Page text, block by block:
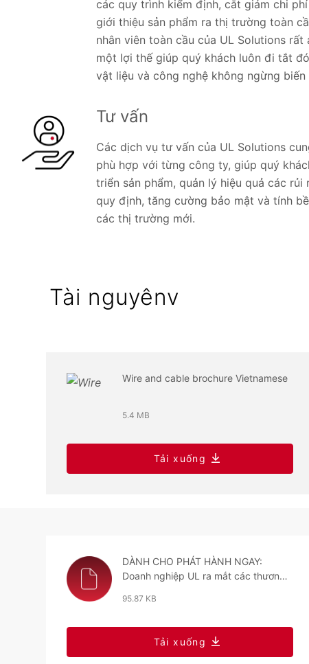
các quy trình kiểm định, cắt giảm chi
giới thiệu sản phẩm ra thị trường toàn
nhân viên toàn cầu của UL Solutions
một lợi thế giúp quý khách luôn đi tắt
vật liệu và công nghệ không ngừng biến
Tư vấn
Các dịch vụ tư vấn của UL Solutions
phù hợp với từng công ty, giúp quý
triển sản phẩm, quản lý hiệu quả các
quy định, tăng cường bảo mật và tính
các thị trường mới.
Tài nguyênv
Wire and cable brochure Vietnamese
5.4 MB
Tải xuống
DÀNH CHO PHÁT HÀNH NGAY:
Doanh nghiệp UL ra mắt các thương
95.87 KB
Tải xuống